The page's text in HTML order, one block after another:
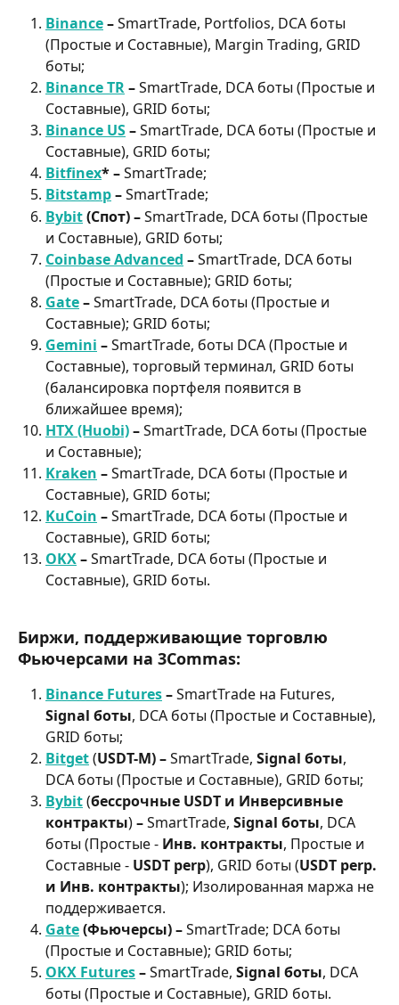
Binance – SmartTrade, Portfolios, DCA боты
(Простые и Составные), Margin Trading, GRID
боты;
Binance TR – SmartTrade, DCA боты (Простые и
Составные), GRID боты;
Binance US – SmartTrade, DCA боты (Простые и
Составные), GRID боты;
Bitfinex* – SmartTrade;
Bitstamp – SmartTrade;
Bybit (Спот) – SmartTrade, DCA боты (Простые
и Составные), GRID боты;
Coinbase Advanced – SmartTrade, DCA боты
(Простые и Составные); GRID боты;
Gate – SmartTrade, DCA боты (Простые и
Составные); GRID боты;
Gemini – SmartTrade, боты DCA (Простые и
Составные), торговый терминал, GRID боты
(балансировка портфеля появится в
ближайшее время);
HTX (Huobi) – SmartTrade, DCA боты (Простые
и Составные);
Kraken – SmartTrade, DCA боты (Простые и
Составные), GRID боты;
KuCoin – SmartTrade, DCA боты (Простые и
Составные), GRID боты;
OKX – SmartTrade, DCA боты (Простые и
Составные), GRID боты.
Биржи, поддерживающие торговлю
Фьючерсами на 3Commas:
Binance Futures – SmartTrade на Futures,
Signal боты, DCA боты (Простые и Составные),
GRID боты;
Bitget (USDT-M) – SmartTrade, Signal боты,
DCA боты (Простые и Составные), GRID боты;
Bybit(бессрочные USDT и Инверсивные
контракты) – SmartTrade, Signal боты, DCA
боты (Простые - Инв. контракты, Простые и
Составные - USDT perp), GRID боты (USDT perp.
и Инв. контракты); Изолированная маржа не
поддерживается.
Gate (Фьючерсы) – SmartTrade; DCA боты
(Простые и Составные); GRID боты;
OKX Futures – SmartTrade, Signal боты, DCA
боты (Простые и Составные), GRID боты.